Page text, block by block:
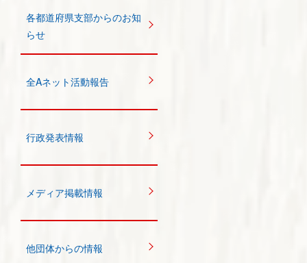
各都道府県支部からのお知
らせ
全Aネット活動報告
行政発表情報
メディア掲載情報
他団体からの情報